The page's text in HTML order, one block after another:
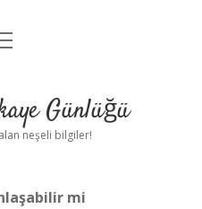
Uyarı Günlüğü
neşeli bilgiler!
mi